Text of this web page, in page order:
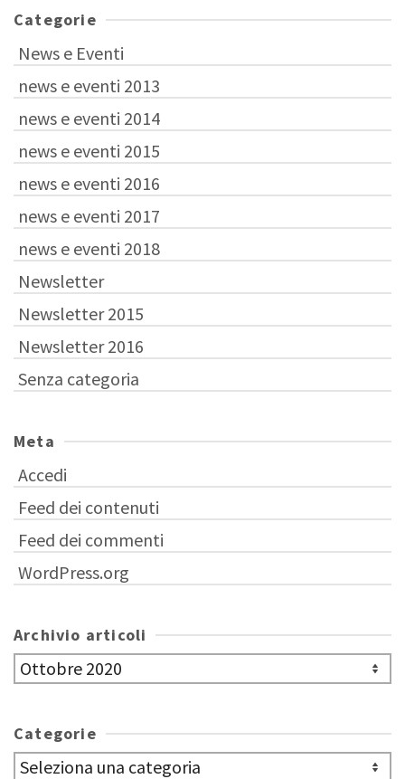
Categorie
News e Eventi
news e eventi 2013
news e eventi 2014
news e eventi 2015
news e eventi 2016
news e eventi 2017
news e eventi 2018
Newsletter
Newsletter 2015
Newsletter 2016
Senza categoria
Meta
Accedi
Feed dei contenuti
Feed dei commenti
WordPress.org
Archivio articoli
Archivio
articoli
Categorie
Categorie